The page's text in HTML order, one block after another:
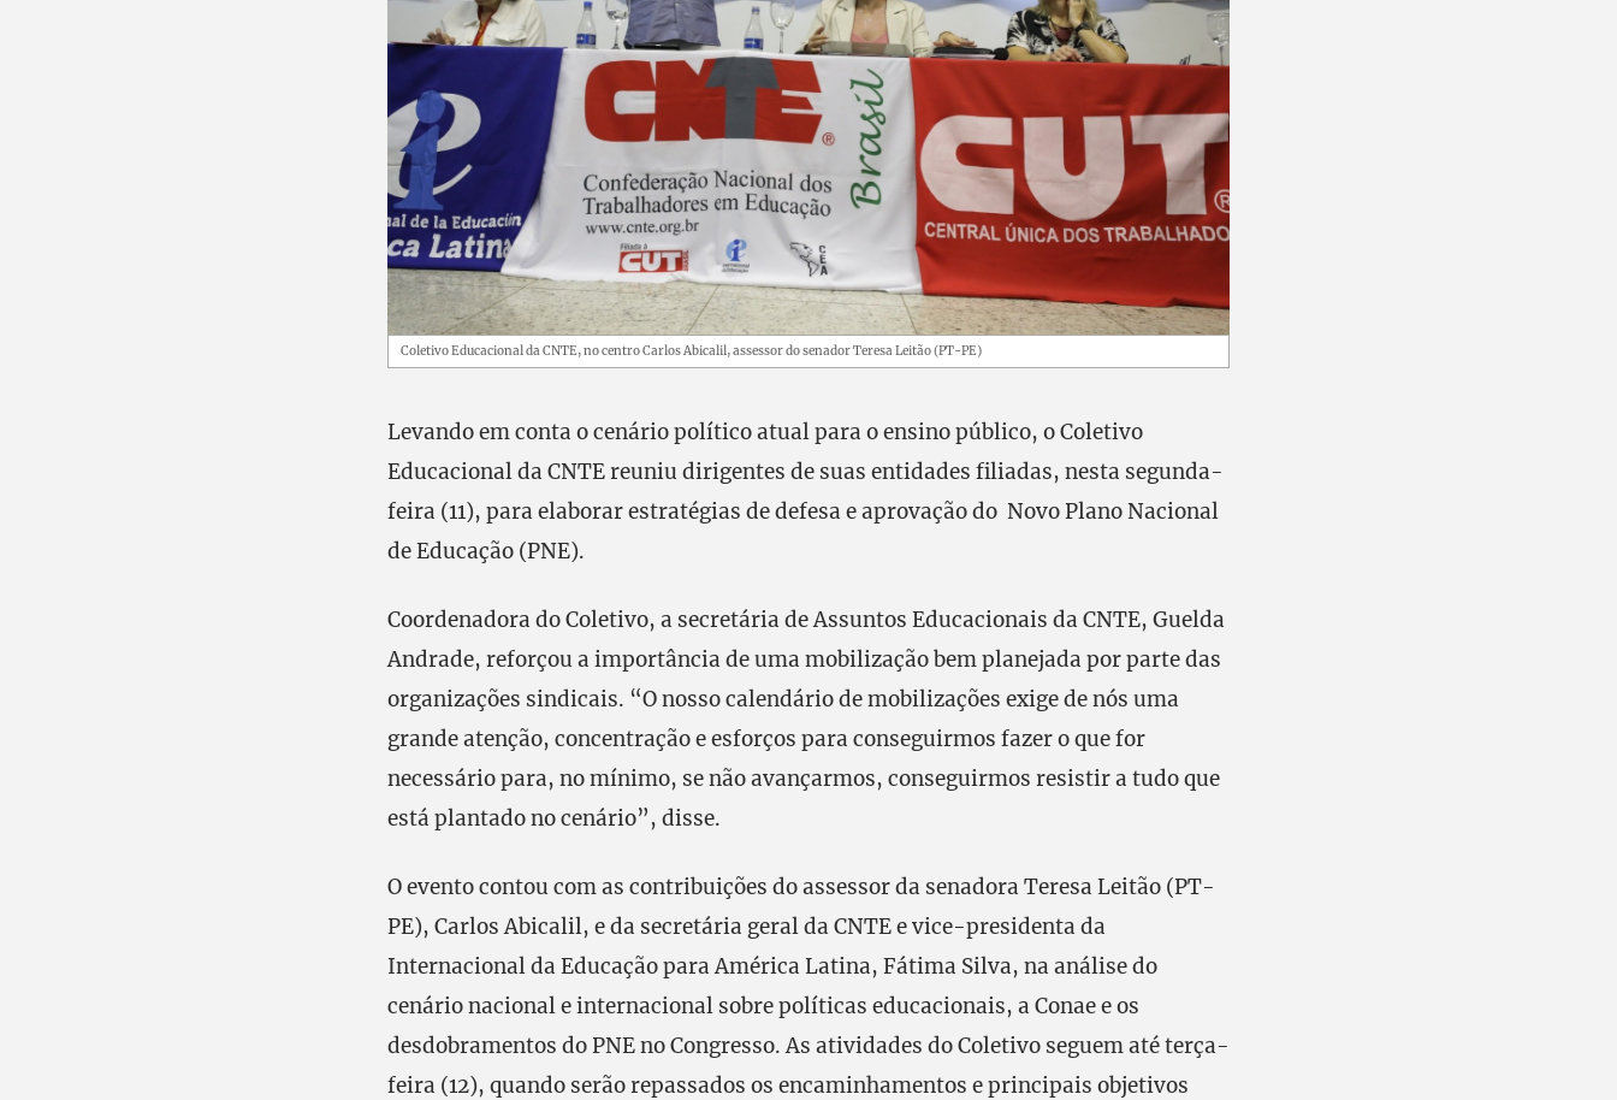
Coletivo Educacional da CNTE, no centro Carlos Abicalil, assessor do senador Teresa Leitão (PT-PE)
Levando em conta o cenário político atual para o ensino público, o Coletivo
Educacional da CNTE reuniu dirigentes de suas entidades filiadas, nesta segunda-
feira (11), para elaborar estratégias de defesa e aprovação do Novo Plano Nacional
de Educação (PNE).
Coordenadora do Coletivo, a secretária de Assuntos Educacionais da CNTE, Guelda
Andrade, reforçou a importância de uma mobilização bem planejada por parte das
organizações sindicais. “O nosso calendário de mobilizações exige de nós uma
grande atenção, concentração e esforços para conseguirmos fazer o que for
necessário para, no mínimo, se não avançarmos, conseguirmos resistir a tudo que
está plantado no cenário”, disse.
O evento contou com as contribuições do assessor da senadora Teresa Leitão (PT-
PE), Carlos Abicalil, e da secretária geral da CNTE e vice-presidenta da
Internacional da Educação para América Latina, Fátima Silva, na análise do
cenário nacional e internacional sobre políticas educacionais, a Conae e os
desdobramentos do PNE no Congresso. As atividades do Coletivo seguem até terça-
feira (12), quando serão repassados os encaminhamentos e principais objetivos